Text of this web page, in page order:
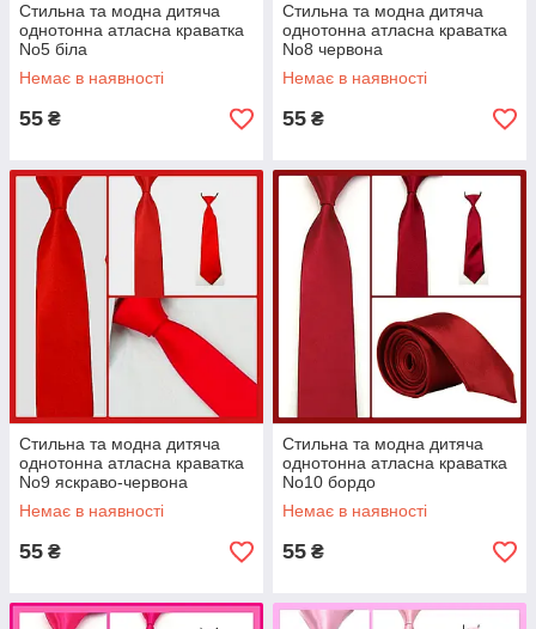
Стильна та модна дитяча
однотонна атласна краватка
No5 біла
Немає в наявності
55 ₴
Стильна та модна дитяча
однотонна атласна краватка
No8 червона
Немає в наявності
55 ₴
Стильна та модна дитяча
однотонна атласна краватка
No9 яскраво-червона
Немає в наявності
55 ₴
Стильна та модна дитяча
однотонна атласна краватка
No10 бордо
Немає в наявності
55 ₴